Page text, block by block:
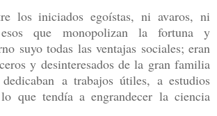
los iniciados egoístas, ni avaros, ni
que monopolizan la fortuna y
suyo todas las ventajas sociales; eran
y desinteresados de la gran familia
a trabajos útiles, a estudios
que tendía a engrandecer la ciencia